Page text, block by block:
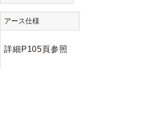
アース仕様
詳細P105頁参照